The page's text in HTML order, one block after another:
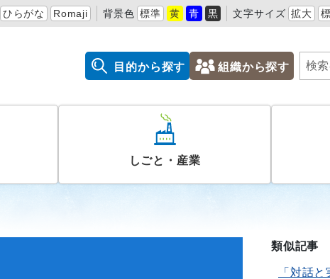
ひらがな Romaji 背景色 標準 黄 青 黒 文字サイズ 拡大
目的から探す 組織から探す
しごと・産業
類似記事
「対話